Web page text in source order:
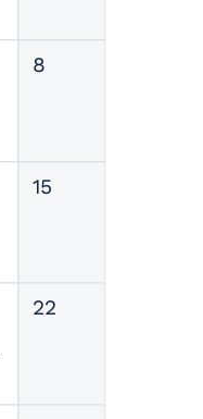
8
15
22